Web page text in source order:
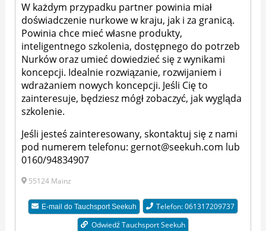
W każdym przypadku partner powinia miał
doświadczenie nurkowe w kraju, jak i za granicą.
Powinia chce mieć własne produkty,
inteligentnego szkolenia, dostępnego do potrzeb
Nurków oraz umieć dowiedzieć się z wynikami
koncepcji. Idealnie rozwiązanie, rozwijaniem i
wdrażaniem nowych koncepcji. Jeśli Cię to
zainteresuje, będziesz mógł zobaczyć, jak wygląda
szkolenie.
Jeśli jesteś zainteresowany, skontaktuj się z nami
pod numerem telefonu: gernot@seekuh.com lub
0160/94834907
55124 Mainz
E-mail do Tauchsport Seekuh
Telefon: 061317209737
Odwiedź Tauchsport Seekuh